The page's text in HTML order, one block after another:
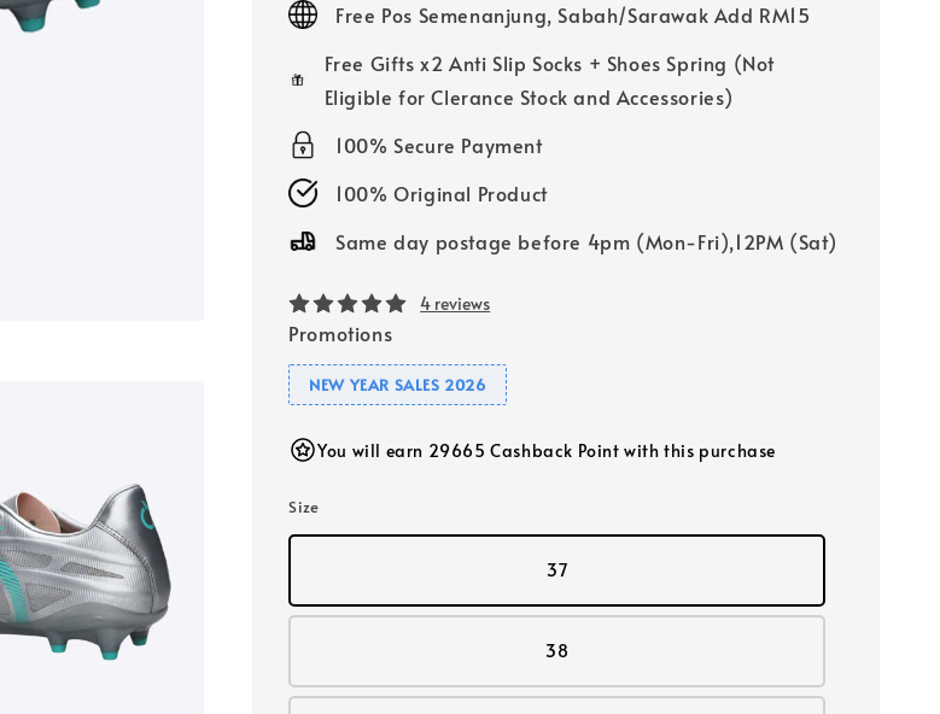
Free Pos Semenanjung, Sabah/Sarawak Add RM15
Free Gifts x2 Anti Slip Socks + Shoes Spring (Not
Eligible for Clerance Stock and Accessories)
100% Secure Payment
100% Original Product
Same day postage before 4pm (Mon-Fri),12PM (Sat)
4 reviews
Promotions
NEW YEAR SALES 2026
You will earn 29665 Cashback Point with this purchase
Size
37
38